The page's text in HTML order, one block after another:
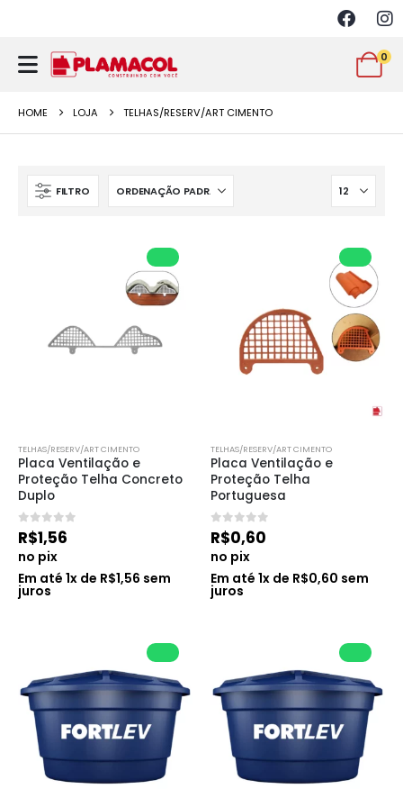
0
HOME LOJA TELHAS/RESERV/ART CIMENTO
FILTRO
TELHAS/RESERV/ART CIMENTO
Placa Ventilação e
Proteção Telha Concreto
Duplo
0 de 5
R$1,56
no pix
Em até 1x de R$1,56 sem
juros
TELHAS/RESERV/ART CIMENTO
Placa Ventilação e
Proteção Telha
Portuguesa
0 de 5
R$0,60
no pix
Em até 1x de R$0,60 sem
juros